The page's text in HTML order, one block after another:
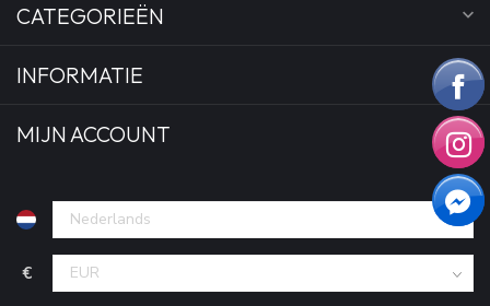
CATEGORIEËN
INFORMATIE
MIJN ACCOUNT
€